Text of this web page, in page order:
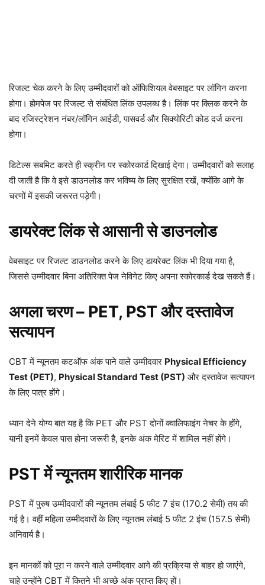
रिजल्ट चेक करने के लिए उम्मीदवारों को ऑफिशियल वेबसाइट पर लॉगिन करना
होगा। होमपेज पर रिजल्ट से संबंधित लिंक उपलब्ध है। लिंक पर क्लिक करने के
बाद रजिस्ट्रेशन नंबर/लॉगिन आईडी, पासवर्ड और सिक्योरिटी कोड दर्ज करना
होगा।
डिटेल्स सबमिट करते ही स्क्रीन पर स्कोरकार्ड दिखाई देगा। उम्मीदवारों को सलाह
दी जाती है कि वे इसे डाउनलोड कर भविष्य के लिए सुरक्षित रखें, क्योंकि आगे के
चरणों में इसकी जरूरत पड़ेगी।
डायरेक्ट लिंक से आसानी से डाउनलोड
वेबसाइट पर रिजल्ट डाउनलोड करने के लिए डायरेक्ट लिंक भी दिया गया है,
जिससे उम्मीदवार बिना अतिरिक्त पेज नेविगेट किए अपना स्कोरकार्ड देख सकते हैं।
अगला चरण – PET, PST और दस्तावेज
सत्यापन
CBT में न्यूनतम कटऑफ अंक पाने वाले उम्मीदवार Physical Efficiency
Test (PET), Physical Standard Test (PST) और दस्तावेज सत्यापन
के लिए पात्र होंगे।
ध्यान देने योग्य बात यह है कि PET और PST दोनों क्वालिफाइंग नेचर के होंगे,
यानी इनमें केवल पास होना जरूरी है, इनके अंक मेरिट में शामिल नहीं होंगे।
PST में न्यूनतम शारीरिक मानक
PST में पुरुष उम्मीदवारों की न्यूनतम लंबाई 5 फीट 7 इंच (170.2 सेमी) तय की
गई है। वहीं महिला उम्मीदवारों के लिए न्यूनतम लंबाई 5 फीट 2 इंच (157.5 सेमी)
अनिवार्य है।
इन मानकों को पूरा न करने वाले उम्मीदवार आगे की प्रक्रिया से बाहर हो जाएंगे,
चाहे उन्होंने CBT में कितने भी अच्छे अंक प्राप्त किए हों।